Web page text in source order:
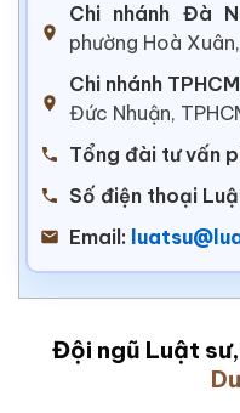
Chi nhánh Đà
phường Hoà
Chi nhánh
Đức Nhuận,
Tổng đài tư vấn
Số điện thoại
Email:
Đội ngũ Luật